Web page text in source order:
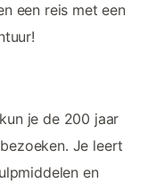
een reis met een
je de 200 jaar
Je leert
en